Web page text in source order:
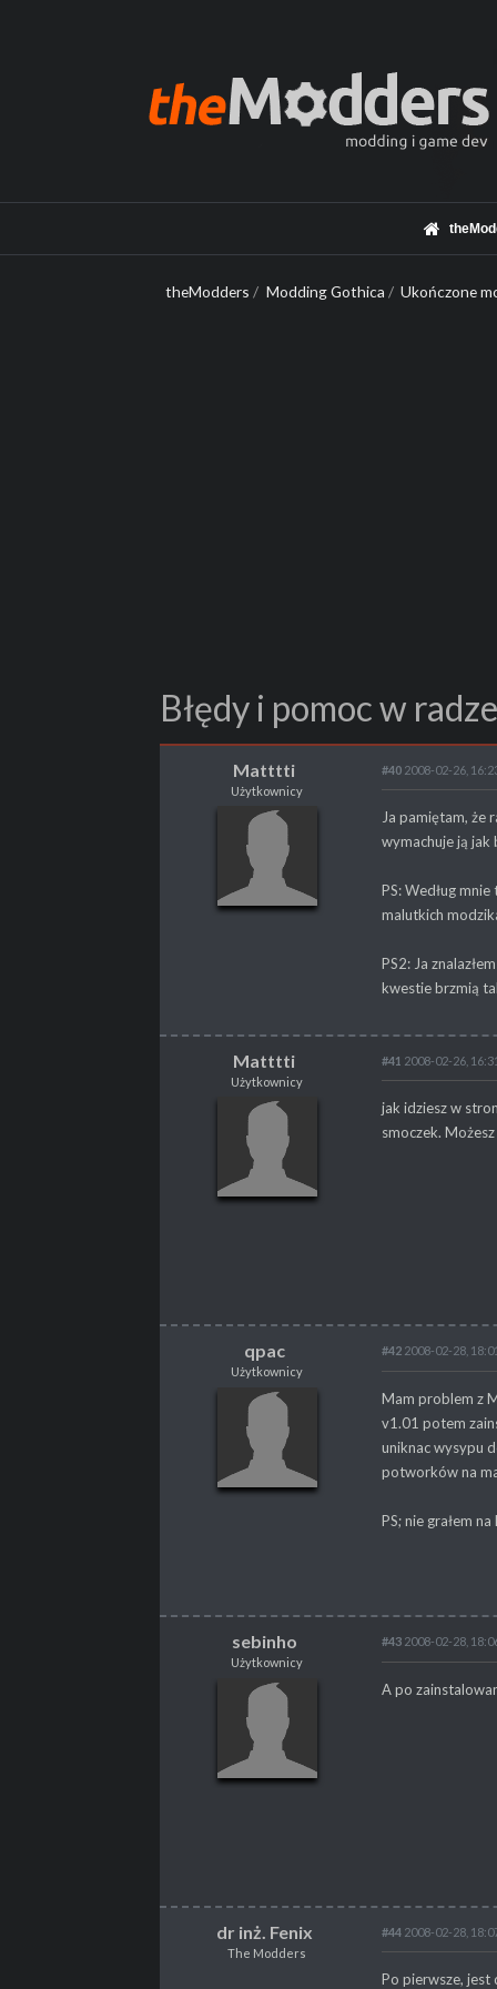
theModders / Modding Gothica / Ukończone
Błędy i pomoc w
Matttti
Matttti
Użytkownicy
#40 2008-02-26,
Ja pamiętam, że
wymachuje ją jak
PS: Według
malutkich
PS2: Ja
kwestie brzmią
Matttti
Matttti
Użytkownicy
#41 2008-02-26, 16:31
jak idziesz w
smoczek.
qpac
Użytkownicy
#42 2008-02-28, 18:01
Mam problem z
v1.01 potem
uniknac wysypu
potworków na
PS; nie grałem
sebinho
sebinho
Użytkownicy
#43 2008-02-28,
A po
dr inż. Fenix
The Modders
#44 2008-02-28,
Po pierwsze, jest